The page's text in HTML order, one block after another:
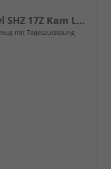
500 Cabrio La Prima Nav Keyl SHZ 17Z Kam LED Car
mit Tageszulassung